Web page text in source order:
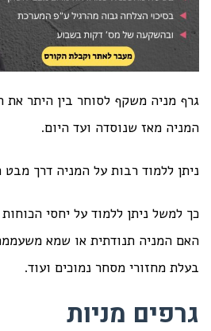
גרף מניה משקף לסוחר בין היתר את
המניה מאז שנוסדה ועד היום.
ניתן ללמוד רבות על המניה דרך
כך למשל ניתן ללמוד על יחסי
האם המניה תנודתית או שמא
בעלת מחזורי מסחר נמוכים ועוד.
גרפים מניות